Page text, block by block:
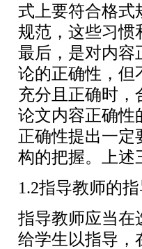
式上要符合格式
规范，这些习惯
最后，是对内容
论的正确性，但
充分且正确时，
论文内容正确性
正确性提出一定
构的把握。上述
1.2指导教师的
指导教师应当在
给学生以指导，